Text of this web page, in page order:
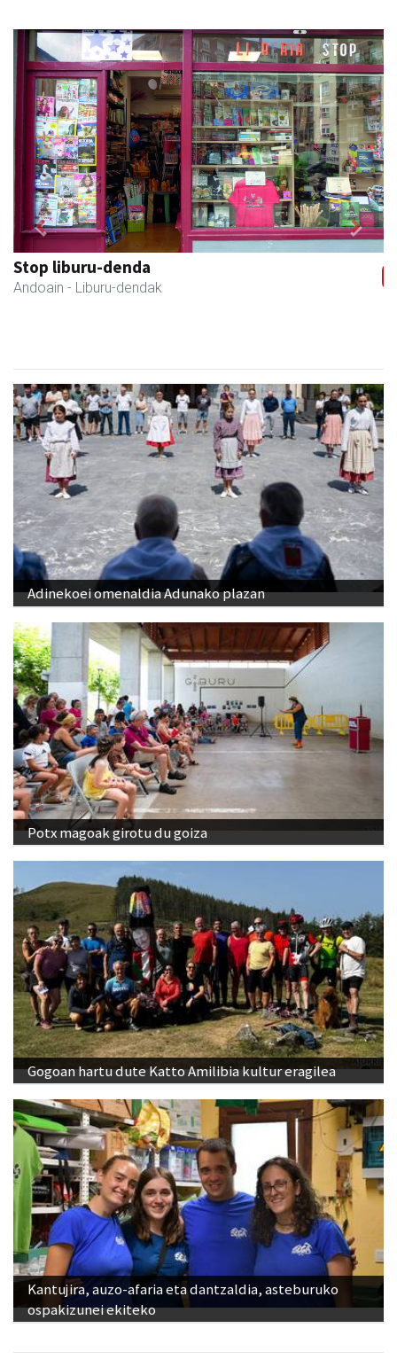
Stop liburu-denda
Andoain - Liburu-dendak
Previous Next
Adinekoei omenaldia Adunako plazan
Potx magoak girotu du goiza
Gogoan hartu dute Katto Amilibia kultur eragilea
Kantujira, auzo-afaria eta dantzaldia, asteburuko
ospakizunei ekiteko